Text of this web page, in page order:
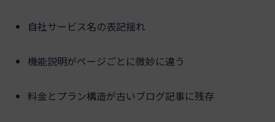
自社サービス名の表記揺れ
機能説明がページごとに微妙に違う
料金とプラン構造が古いブログ記事に残存